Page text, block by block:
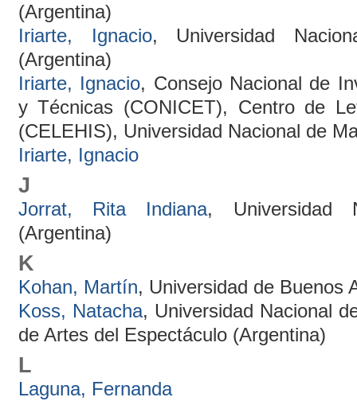
(Argentina)
Iriarte, Ignacio, Universidad
(Argentina)
Iriarte, Ignacio, Consejo Nacional de
y Técnicas (CONICET), Centro de
(CELEHIS), Universidad Nacional de
Iriarte, Ignacio
J
Jorrat, Rita Indiana, Universidad
(Argentina)
K
Kohan, Martín, Universidad de Buenos
Koss, Natacha, Universidad Nacional
de Artes del Espectáculo (Argentina)
L
Laguna, Fernanda